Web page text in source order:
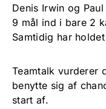
Denis Irwin og
9 mål ind i bare 2
Samtidig har
Teamtalk vurderer
benytte sig af
start af.